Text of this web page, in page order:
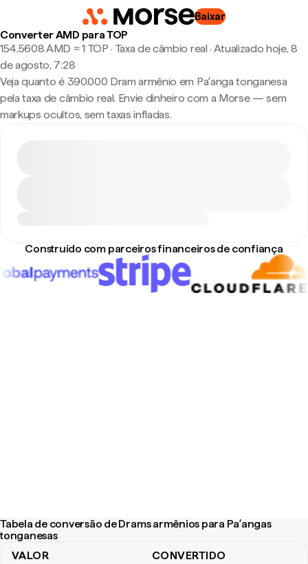
Baixar
Converter AMD para TOP
154,5608 AMD ≈ 1 TOP · Taxa de câmbio real · Atualizado hoje, 8
de agosto, 7:28
Veja quanto é 390.000 Dram armênio em Paʻanga tonganesa
pela taxa de câmbio real. Envie dinheiro com a Morse — sem
markups ocultos, sem taxas infladas.
Construído com parceiros financeiros de confiança
Tabela de conversão de Drams armênios para Paʻangas
tonganesas
VALOR CONVERTIDO